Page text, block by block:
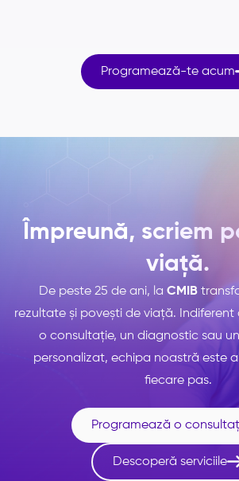
Programează-te acum
Împreună, scriem
viață.
De peste 25 de ani, la CMIB
rezultate și povești de viață.
o consultație, un diagnostic sau
personalizat, echipa noastră este
fiecare pas.
Programează o
Descoperă serviciile